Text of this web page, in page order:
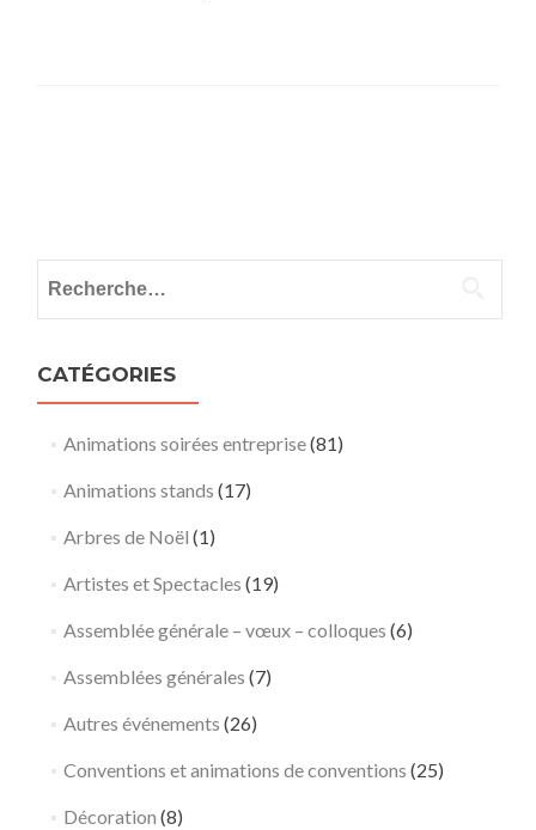
CATÉGORIES
Animations soirées entreprise(81)
Animations stands (17)
Arbres de Noël (1)
Artistes et Spectacles (19)
Assemblée générale – vœux – colloques (6)
Assemblées générales (7)
Autres événements (26)
Conventions et animations de conventions (25)
Décoration (8)